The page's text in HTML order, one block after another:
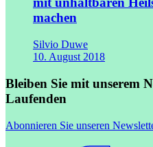
machen
Silvio Duwe
10. August 2018
Bleiben Sie mit unserem
Laufenden
Abonnieren Sie unseren